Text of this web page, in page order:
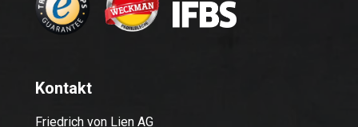
Kontakt
Friedrich von Lien AG